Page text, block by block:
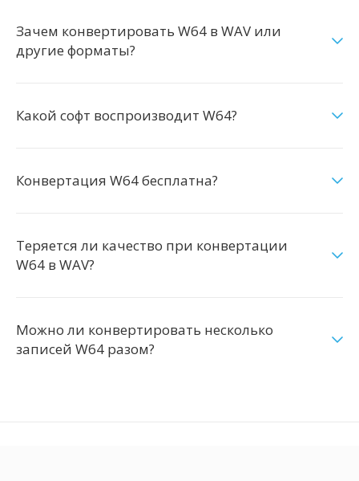
Зачем конвертировать W64 в WAV или
другие форматы?
Какой софт воспроизводит W64?
Конвертация W64 бесплатна?
Теряется ли качество при конвертации
W64 в WAV?
Можно ли конвертировать несколько
записей W64 разом?